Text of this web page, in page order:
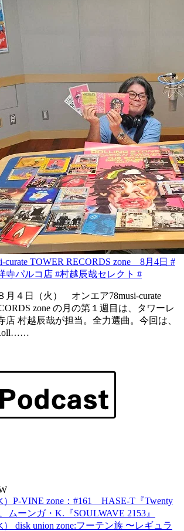
curate TOWER RECORDS zone 8月4日 #
寺パルコ店 #村越辰哉セレクト #
月４日（火） オンエア78musi-curate
zone の月の第１週目は、タワーレ
店 村越辰哉が担当。全力選曲。今回は、
）P-VINE zone：#161 HASE-T『Twenty
ムーンガ・K.『SOULWAVE 2153』
） disk union zone:フーテン族 〜レギュラ